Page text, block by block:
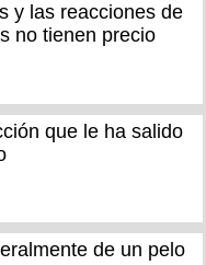
y las reacciones de
no tienen precio
que le ha salido
de un pelo